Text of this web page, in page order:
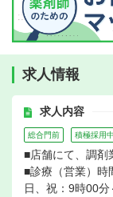
求人情報
求人内容
総合門前 積極採用中
■店舗にて、調剤
■診療（営業）時
日、祝：9時00